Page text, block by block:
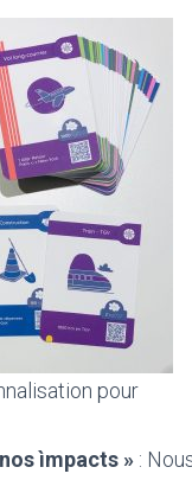
pour
ìmpacts » :